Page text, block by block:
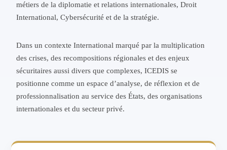
métiers de la diplomatie et relations internationales, Droit
International, Cybersécurité et de la stratégie.
Dans un contexte International marqué par la multiplication
des crises, des recompositions régionales et des enjeux
sécuritaires aussi divers que complexes, ICEDIS se
positionne comme un espace d’analyse, de réflexion et de
professionnalisation au service des États, des organisations
internationales et du secteur privé.